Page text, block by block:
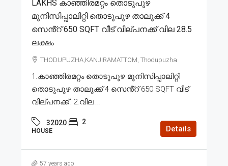
LAKHS കാഞ്ഞിരമറ്റം തൊടുപുഴ
മുനിസിപ്പാലിറ്റി തൊടുപുഴ താലൂക്ക് 4
സെൻ്റ് 650 SQFT വീട് വില്പനക്ക് വില 28.5
ലക്ഷം
THODUPUZHA,KANJIRAMATTOM, Thodupuzha
1.കാഞ്ഞിരമറ്റം തൊടുപുഴ മുനിസിപ്പാലിറ്റി
തൊടുപുഴ താലൂക്ക് 4 സെൻ്റ് 650 SQFT വീട്
വില്പനക്ക്. 2.വില...
32020 2
HOUSE Details
57 years ago